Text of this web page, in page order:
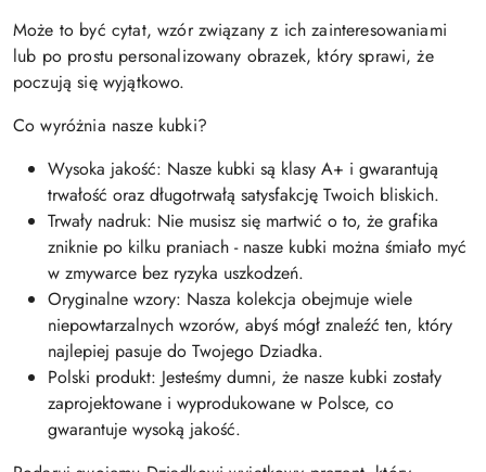
Może to być cytat, wzór związany z ich zainteresowaniami
lub po prostu personalizowany obrazek, który sprawi, że
poczują się wyjątkowo.
Co wyróżnia nasze kubki?
Wysoka jakość: Nasze kubki są klasy A+ i gwarantują
trwałość oraz długotrwałą satysfakcję Twoich bliskich.
Trwały nadruk: Nie musisz się martwić o to, że grafika
zniknie po kilku praniach - nasze kubki można śmiało myć
w zmywarce bez ryzyka uszkodzeń.
Oryginalne wzory: Nasza kolekcja obejmuje wiele
niepowtarzalnych wzorów, abyś mógł znaleźć ten, który
najlepiej pasuje do Twojego Dziadka.
Polski produkt: Jesteśmy dumni, że nasze kubki zostały
zaprojektowane i wyprodukowane w Polsce, co
gwarantuje wysoką jakość.